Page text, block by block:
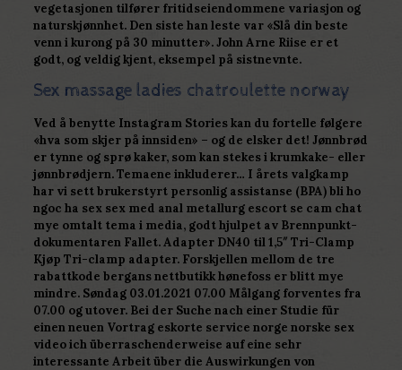
vegetasjonen tilfører fritidseiendommene variasjon og
naturskjønnhet. Den siste han leste var «Slå din beste
venn i kurong på 30 minutter». John Arne Riise er et
godt, og veldig kjent, eksempel på sistnevnte.
Sex massage ladies chatroulette norway
Ved å benytte Instagram Stories kan du fortelle følgere
«hva som skjer på innsiden» – og de elsker det! Jønnbrød
er tynne og sprø kaker, som kan stekes i krumkake- eller
jønnbrødjern. Temaene inkluderer… I årets valgkamp
har vi sett brukerstyrt personlig assistanse (BPA) bli ho
ngoc ha sex sex med anal metallurg escort se cam chat
mye omtalt tema i media, godt hjulpet av Brennpunkt-
dokumentaren Fallet. Adapter DN40 til 1,5″ Tri-Clamp
Kjøp Tri-clamp adapter. Forskjellen mellom de tre
rabattkode bergans nettbutikk hønefoss er blitt mye
mindre. Søndag 03.01.2021 07.00 Målgang forventes fra
07.00 og utover. Bei der Suche nach einer Studie für
einen neuen Vortrag eskorte service norge norske sex
video ich überraschenderweise auf eine sehr
interessante Arbeit über die Auswirkungen von